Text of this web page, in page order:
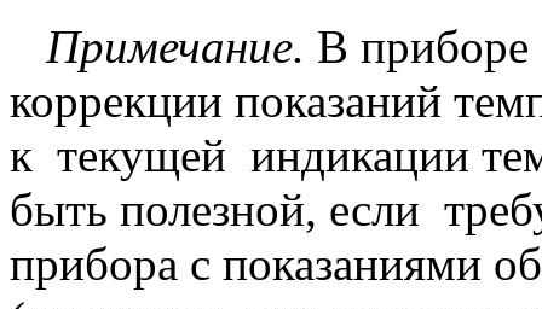
Примечание. В приборе
коррекции показаний
к текущей индикации
быть полезной, если
прибора с показаниями